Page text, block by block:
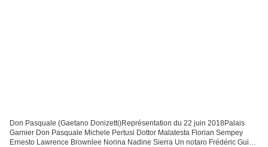
Don Pasquale (Gaetano Donizetti)Représentation du 22 juin 2018Palais
Garnier Don Pasquale Michele Pertusi Dottor Malatesta Florian Sempey
Ernesto Lawrence Brownlee Norina Nadine Sierra Un notaro Frédéric Guieu